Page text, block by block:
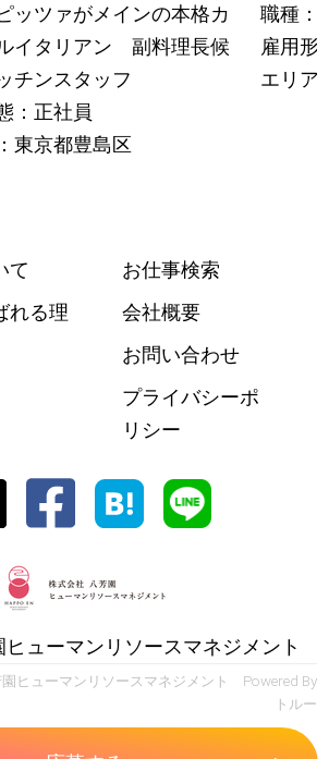
ッツァがメインの本格カ
イタリアン 副料理長候
チンスタッフ
：正社員
東京都豊島区
職種：
雇用形
エリア
て
れる理
お仕事検索
会社概要
お問い合わせ
プライバシーポ
リシー
ューマンリソースマネジメント
ヒューマンリソースマネジメント Powered By
トルー